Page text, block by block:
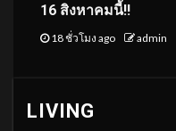
16 สิงหาคมนี้!!
18 ชั่วโมง ago admin
LIVING